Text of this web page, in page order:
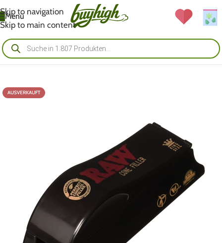
Skip to navigation
Skip to main content
Menü
AUSVERKAUFT